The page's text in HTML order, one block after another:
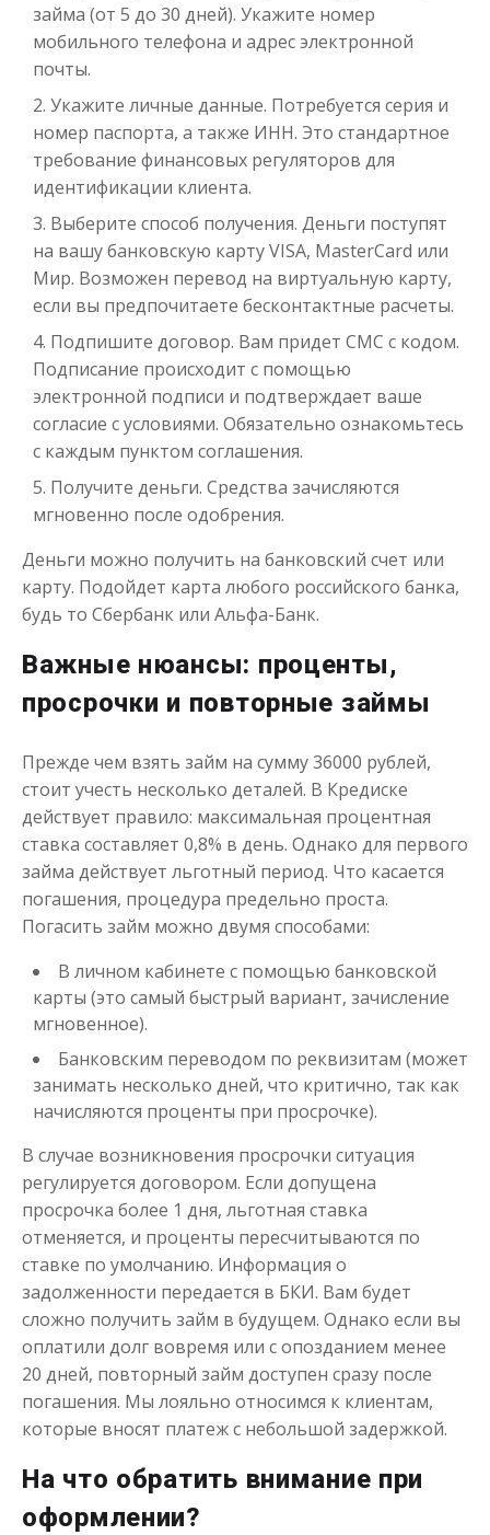
займа (от 5 до 30 дней). Укажите номер
мобильного телефона и адрес электронной
почты.
Укажите личные данные. Потребуется серия и
номер паспорта, а также ИНН. Это стандартное
требование финансовых регуляторов для
идентификации клиента.
Выберите способ получения. Деньги поступят
на вашу банковскую карту VISA, MasterCard или
Мир. Возможен перевод на виртуальную карту,
если вы предпочитаете бесконтактные расчеты.
Подпишите договор. Вам придет СМС с кодом.
Подписание происходит с помощью
электронной подписи и подтверждает ваше
согласие с условиями. Обязательно ознакомьтесь
с каждым пунктом соглашения.
Получите деньги. Средства зачисляются
мгновенно после одобрения.
Деньги можно получить на банковский счет или
карту. Подойдет карта любого российского банка,
будь то Сбербанк или Альфа-Банк.
Важные нюансы: проценты,
просрочки и повторные займы
Прежде чем взять займ на сумму 36000 рублей,
стоит учесть несколько деталей. В Кредиске
действует правило: максимальная процентная
ставка составляет 0,8% в день. Однако для первого
займа действует льготный период. Что касается
погашения, процедура предельно проста.
Погасить займ можно двумя способами:
В личном кабинете с помощью банковской
карты (это самый быстрый вариант, зачисление
мгновенное).
Банковским переводом по реквизитам (может
занимать несколько дней, что критично, так как
начисляются проценты при просрочке).
В случае возникновения просрочки ситуация
регулируется договором. Если допущена
просрочка более 1 дня, льготная ставка
отменяется, и проценты пересчитываются по
ставке по умолчанию. Информация о
задолженности передается в БКИ. Вам будет
сложно получить займ в будущем. Однако если вы
оплатили долг вовремя или с опозданием менее
20 дней, повторный займ доступен сразу после
погашения. Мы лояльно относимся к клиентам,
которые вносят платеж с небольшой задержкой.
На что обратить внимание при
оформлении?